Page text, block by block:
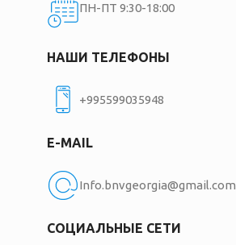
ПН-ПТ 9:30-18:00
НАШИ ТЕЛЕФОНЫ
+995599035948
E-MAIL
Info.bnvgeorgia@gmail.com
СОЦИАЛЬНЫЕ СЕТИ